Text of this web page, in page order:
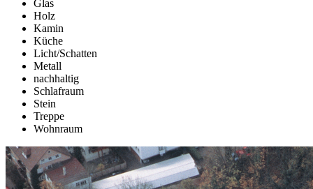
Glas
Holz
Kamin
Küche
Licht/Schatten
Metall
nachhaltig
Schlafraum
Stein
Treppe
Wohnraum